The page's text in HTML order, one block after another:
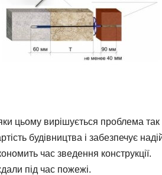
цьому вирішується проблема так
будівництва і забезпечує
час зведення конструкції.
під час пожежі.